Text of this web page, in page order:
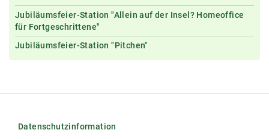
Jubiläumsfeier-Station "Allein auf der Insel? Homeoffice
für Fortgeschrittene"
Jubiläumsfeier-Station "Pitchen"
Datenschutzinformation